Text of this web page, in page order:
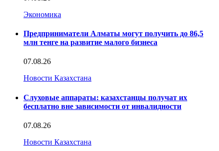
Экономика
Предприниматели Алматы могут получить до 86,5
млн тенге на развитие малого бизнеса
07.08.26
Новости Казахстана
Слуховые аппараты: казахстанцы получат их
бесплатно вне зависимости от инвалидности
07.08.26
Новости Казахстана